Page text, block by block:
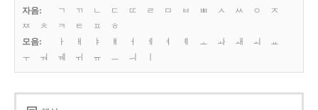
자음: ㄱ ㄲ ㄴ ㄷ ㄸ ㄹ ㅁ ㅂ ㅃ ㅅ ㅆ ㅇ
ㅈ
ㅉ
ㅊ ㅋ ㅌ ㅍ
ㅎ
모음:
ㅏ ㅐ ㅑ ㅒ ㅓ ㅔ ㅕ ㅖ ㅗ ㅘ ㅙ ㅚ
ㅛ
ㅜ
ㅝ ㅞ ㅟ ㅠ ㅡ ㅢ